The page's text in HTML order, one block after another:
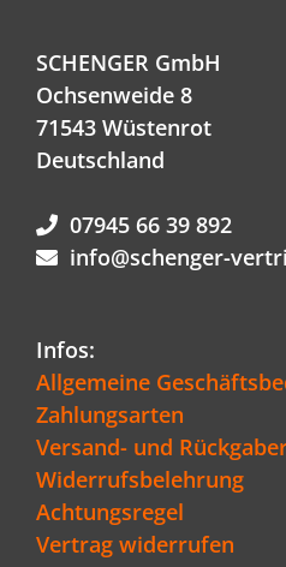
SCHENGER GmbH
Ochsenweide 8
71543 Wüstenrot
Deutschland
07945 66 39 892
info@schenger-
Infos:
Allgemeine
Zahlungsarten
Versand- und
Widerrufsbelehrung
Achtungsregel
Vertrag widerrufen